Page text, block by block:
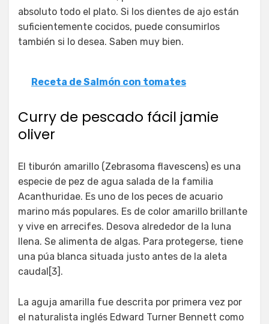
absoluto todo el plato. Si los dientes de ajo están
suficientemente cocidos, puede consumirlos
también si lo desea. Saben muy bien.
Receta de Salmón con tomates
Curry de pescado fácil jamie
oliver
El tiburón amarillo (Zebrasoma flavescens) es una
especie de pez de agua salada de la familia
Acanthuridae. Es uno de los peces de acuario
marino más populares. Es de color amarillo brillante
y vive en arrecifes. Desova alrededor de la luna
llena. Se alimenta de algas. Para protegerse, tiene
una púa blanca situada justo antes de la aleta
caudal[3].
La aguja amarilla fue descrita por primera vez por
el naturalista inglés Edward Turner Bennett como